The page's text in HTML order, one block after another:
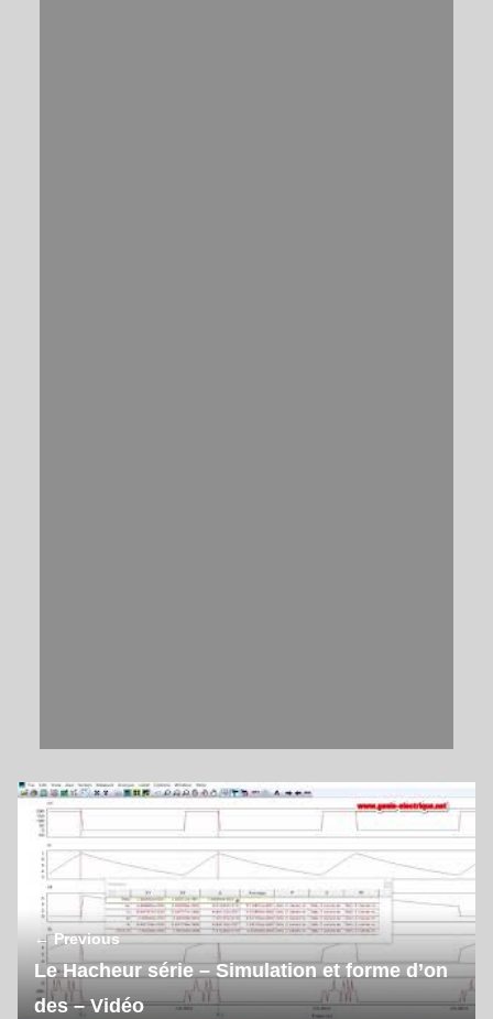
← Previous
Le Hacheur série – Simulation et forme d’on
des – Vidéo